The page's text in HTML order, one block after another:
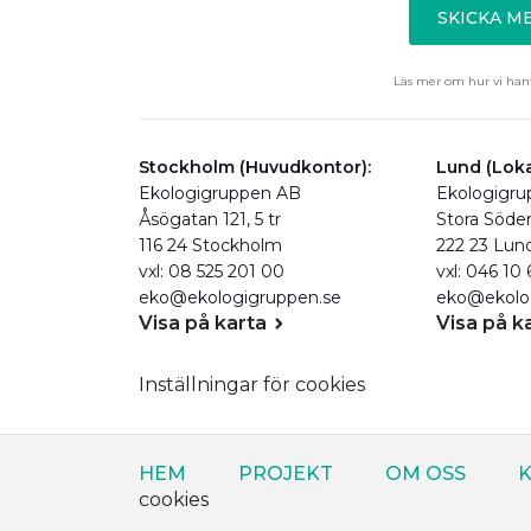
SKICKA
Läs mer om hur vi
Stockholm (Huvudkontor):
Ekologigruppen AB
Åsögatan 121, 5 tr
116 24 Stockholm
vxl: 08 525 201 00
eko@ekologigruppen.se
Visa på karta
Lund
Stora
222 23
vxl: 046 10
Visa på
Inställningar för cookies
HEM PROJEKT OM OSS
cookies